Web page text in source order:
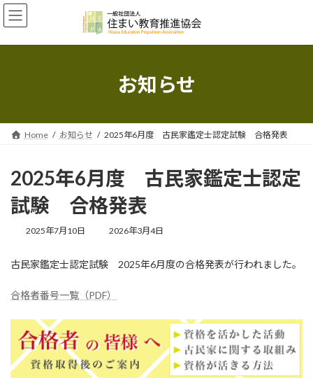
コ
ン
ン
ナ
ビ
ー
お知らせ
Home お知らせ 2025年6月度 古民家鑑定士認定試験 合格発表
2025年6月度 古民家鑑定士認定
試験 合格発表
2025年7月10日
最
時
2026年3月4日
古民家鑑定士認定試験 2025年6月度の合格発表が行われました。
合格者番号一覧（PDF）